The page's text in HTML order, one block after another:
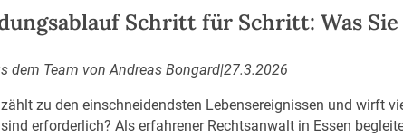
Schritt für Schritt: Was
dem Team von Andreas Bongard|27.3.2026
zu den einschneidendsten Lebensereignissen und wirft
erforderlich? Als erfahrener Rechtsanwalt in Essen